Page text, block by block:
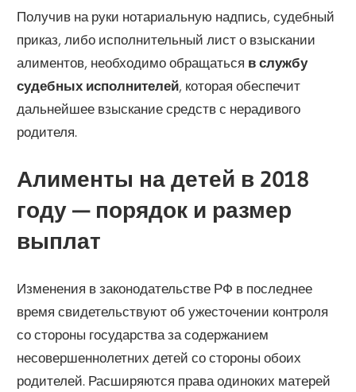
Получив на руки нотариальную надпись, судебный
приказ, либо исполнительный лист о взыскании
алиментов, необходимо обращаться в службу
судебных исполнителей, которая обеспечит
дальнейшее взыскание средств с нерадивого
родителя.
Алименты на детей в 2018
году — порядок и размер
выплат
Изменения в законодательстве РФ в последнее
время свидетельствуют об ужесточении контроля
со стороны государства за содержанием
несовершеннолетних детей со стороны обоих
родителей. Расширяются права одиноких матерей